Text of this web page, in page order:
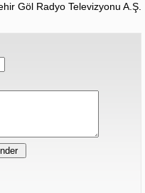
Göl Radyo Televizyonu A.Ş.